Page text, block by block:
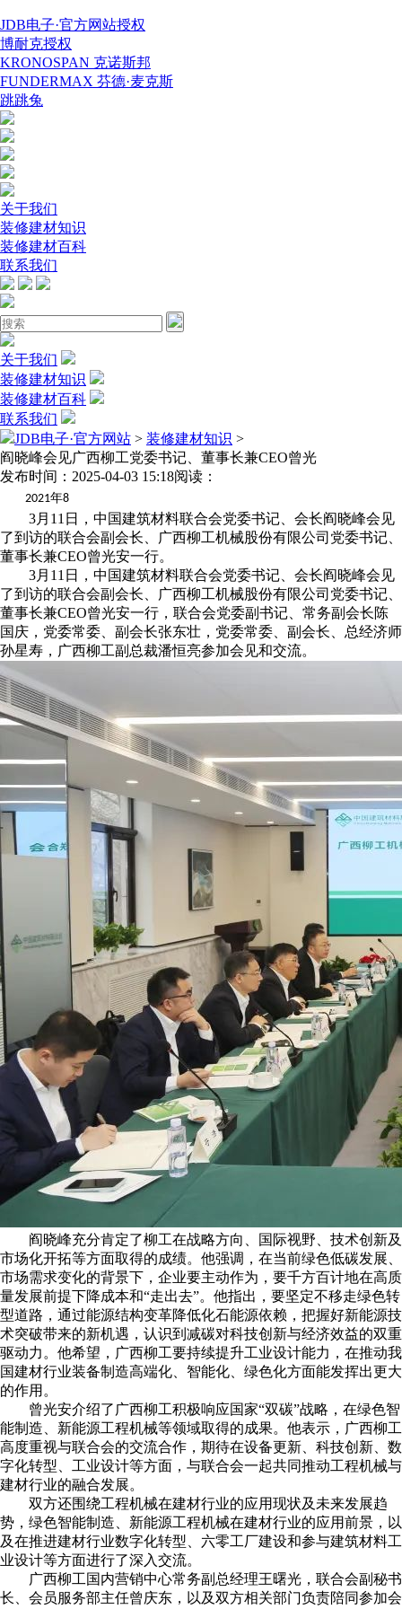
JDB电子·官方网站授权
博耐克授权
KRONOSPAN 克诺斯邦
FUNDERMAX 芬德·麦克斯
跳跳兔
关于我们
装修建材知识
装修建材百科
联系我们
关于我们
装修建材知识
装修建材百科
联系我们
JDB电子·官方网站 > 装修建材知识 >
阎晓峰会见广西柳工党委书记、董事长兼CEO曾光
发布时间：2025-04-03 15:18阅读：
2021年8
3月11日，中国建筑材料联合会党委书记、会长阎晓峰会见
了到访的联合会副会长、广西柳工机械股份有限公司党委书记、
董事长兼CEO曾光安一行。
3月11日，中国建筑材料联合会党委书记、会长阎晓峰会见
了到访的联合会副会长、广西柳工机械股份有限公司党委书记、
董事长兼CEO曾光安一行，联合会党委副书记、常务副会长陈
国庆，党委常委、副会长张东壮，党委常委、副会长、总经济师
孙星寿，广西柳工副总裁潘恒亮参加会见和交流。
阎晓峰充分肯定了柳工在战略方向、国际视野、技术创新及
市场化开拓等方面取得的成绩。他强调，在当前绿色低碳发展、
市场需求变化的背景下，企业要主动作为，要千方百计地在高质
量发展前提下降成本和“走出去”。他指出，要坚定不移走绿色转
型道路，通过能源结构变革降低化石能源依赖，把握好新能源技
术突破带来的新机遇，认识到减碳对科技创新与经济效益的双重
驱动力。他希望，广西柳工要持续提升工业设计能力，在推动我
国建材行业装备制造高端化、智能化、绿色化方面能发挥出更大
的作用。
曾光安介绍了广西柳工积极响应国家“双碳”战略，在绿色智
能制造、新能源工程机械等领域取得的成果。他表示，广西柳工
高度重视与联合会的交流合作，期待在设备更新、科技创新、数
字化转型、工业设计等方面，与联合会一起共同推动工程机械与
建材行业的融合发展。
双方还围绕工程机械在建材行业的应用现状及未来发展趋
势，绿色智能制造、新能源工程机械在建材行业的应用前景，以
及在推进建材行业数字化转型、六零工厂建设和参与建筑材料工
业设计等方面进行了深入交流。
广西柳工国内营销中心常务副总经理王曙光，联合会副秘书
长、会员服务部主任曾庆东，以及双方相关部门负责陪同参加会